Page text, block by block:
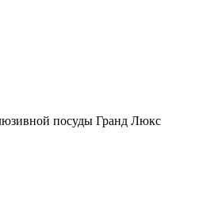
посуды Гранд Люкс